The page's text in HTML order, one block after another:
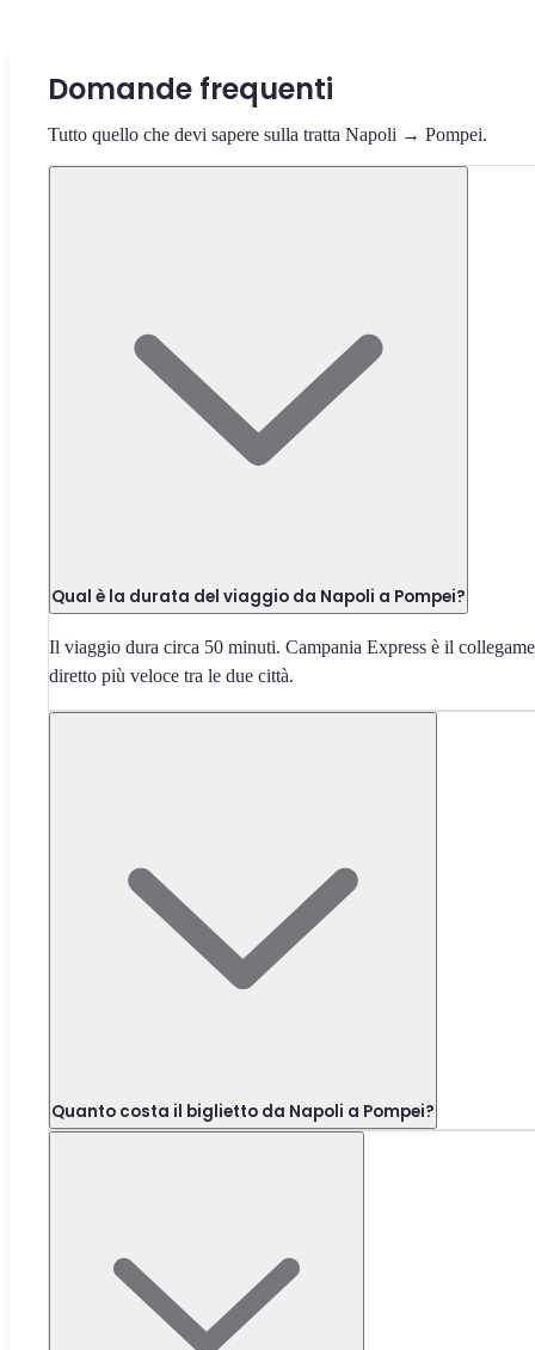
Domande frequenti
Tutto quello che devi sapere sulla tratta Napoli → Pompei.
Qual è la durata del viaggio da Napoli a Pompei?
Il viaggio dura circa 50 minuti. Campania Express è il
diretto più veloce tra le due città.
Quanto costa il biglietto da Napoli a Pompei?